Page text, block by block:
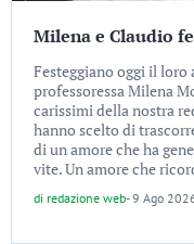
Milena e Claudio
Festeggiano oggi il
professoressa Milena
carissimi della nostra
hanno scelto di
di un amore che ha
vite. Un amore che
di redazione web-9 Ago